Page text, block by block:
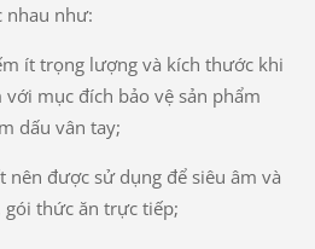
nhau như:
ít trọng lượng và kích thước khi
mục đích bảo vệ sản phẩm
dấu vân tay;
nên được sử dụng để siêu âm và
gói thức ăn trực tiếp;